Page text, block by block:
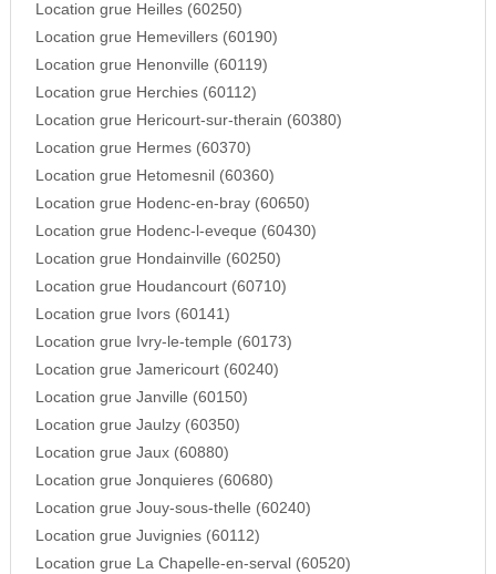
Location grue Heilles (60250)
Location grue Hemevillers (60190)
Location grue Henonville (60119)
Location grue Herchies (60112)
Location grue Hericourt-sur-therain (60380)
Location grue Hermes (60370)
Location grue Hetomesnil (60360)
Location grue Hodenc-en-bray (60650)
Location grue Hodenc-l-eveque (60430)
Location grue Hondainville (60250)
Location grue Houdancourt (60710)
Location grue Ivors (60141)
Location grue Ivry-le-temple (60173)
Location grue Jamericourt (60240)
Location grue Janville (60150)
Location grue Jaulzy (60350)
Location grue Jaux (60880)
Location grue Jonquieres (60680)
Location grue Jouy-sous-thelle (60240)
Location grue Juvignies (60112)
Location grue La Chapelle-en-serval (60520)